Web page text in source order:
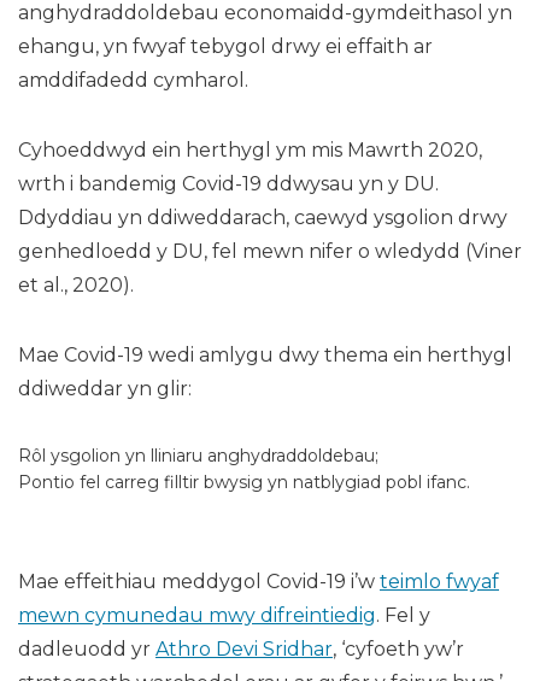
anghydraddoldebau economaidd-gymdeithasol yn
ehangu, yn fwyaf tebygol drwy ei effaith ar
amddifadedd cymharol.
Cyhoeddwyd ein herthygl ym mis Mawrth 2020,
wrth i bandemig Covid-19 ddwysau yn y DU.
Ddyddiau yn ddiweddarach, caewyd ysgolion drwy
genhedloedd y DU, fel mewn nifer o wledydd (Viner
et al., 2020).
Mae Covid-19 wedi amlygu dwy thema ein herthygl
ddiweddar yn glir:
Rôl ysgolion yn lliniaru anghydraddoldebau;
Pontio fel carreg filltir bwysig yn natblygiad pobl ifanc.
Mae effeithiau meddygol Covid-19 i’w teimlo fwyaf
mewn cymunedau mwy difreintiedig. Fel y
dadleuodd yr Athro Devi Sridhar, ‘cyfoeth yw’r